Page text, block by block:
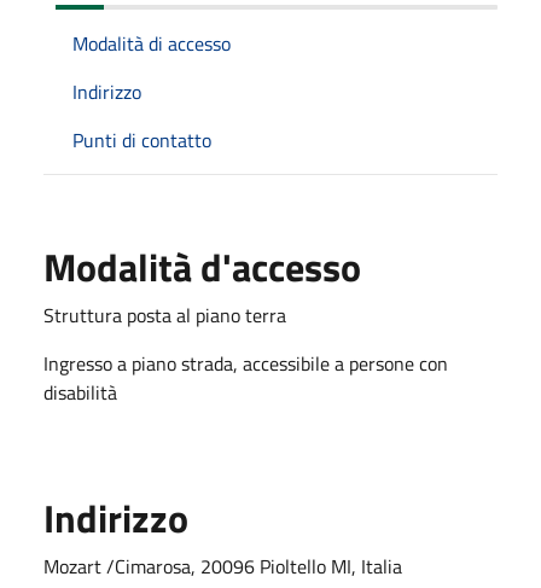
Modalità di accesso
Indirizzo
Punti di contatto
Modalità d'accesso
Struttura posta al piano terra
Ingresso a piano strada, accessibile a persone con
disabilità
Indirizzo
Mozart /Cimarosa, 20096 Pioltello MI, Italia